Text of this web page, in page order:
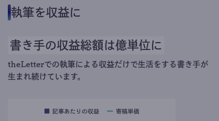
執筆を収益に
書き手の収益総額は億単位に
theLetterでの執筆による収益だけで生活をする書き手が
生まれ続けています。